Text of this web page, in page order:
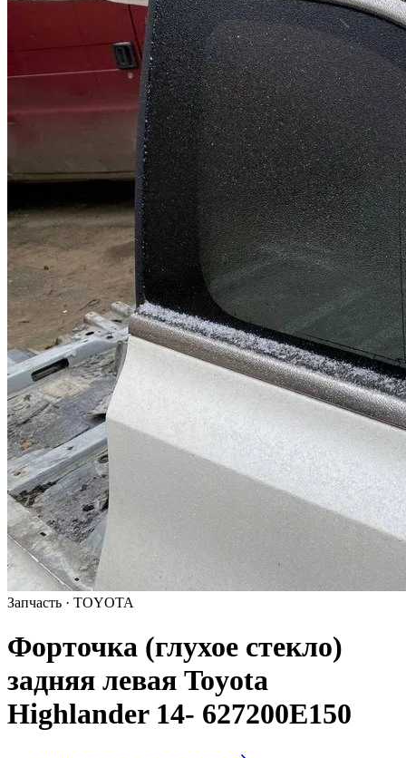
Запчасть · TOYOTA
Форточка (глухое стекло)
задняя левая Toyota
Highlander 14- 627200E150